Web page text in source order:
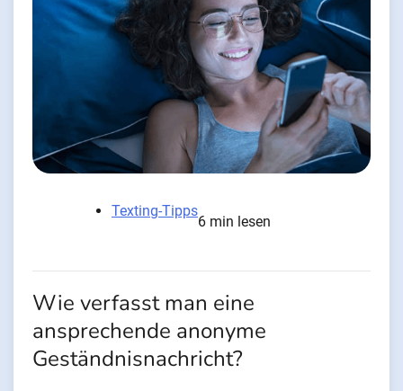
Texting-Tipps
6 min lesen
Wie verfasst man eine
ansprechende anonyme
Geständnisnachricht?